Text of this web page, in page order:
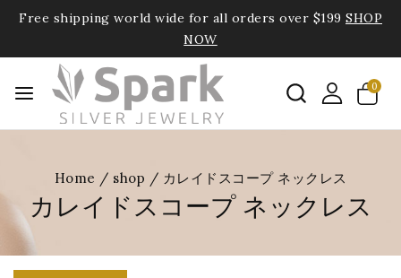
Free shipping world wide for all orders over $199 SHOP
NOW
0
Home / shop / カレイドスコープ ネックレス
カレイドスコープ ネックレス